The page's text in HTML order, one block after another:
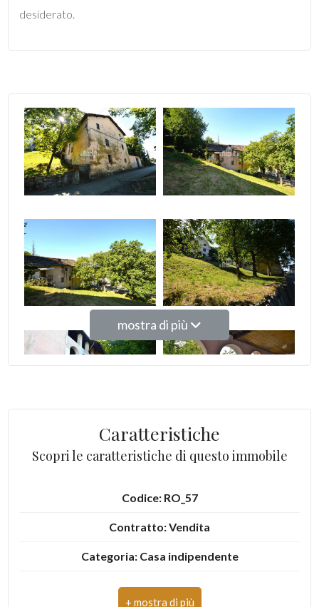
desiderato.
mostra di più
Caratteristiche
Scopri le caratteristiche di questo immobile
Codice: RO_57
Contratto: Vendita
Categoria: Casa indipendente
Indirizzo: Via Enzo Migliore, 1
5
5+
opzioni
-
multiscelta
Giardino
Posto auto/Box
Arredato